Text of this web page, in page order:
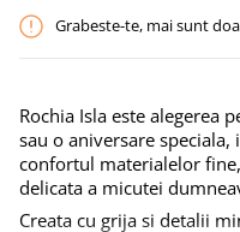
Grabeste-te, mai sunt
Rochia Isla este alegerea
sau o aniversare
confortul materialelor
delicata a micutei
Creata cu grija si detalii